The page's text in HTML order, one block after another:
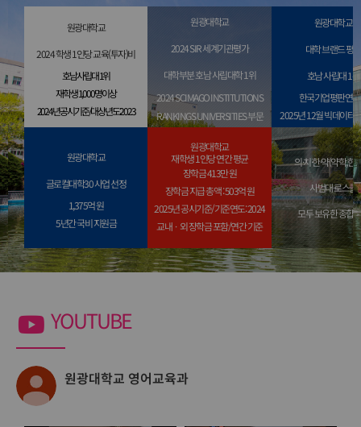
원광대학교
2024 학생 1인당 교육(투자)비
호남 사립대 1위
재학생 1,000명 이상
2024년 공시기준/대상년도:2023
원광대학교
2024 SIR 세계기관평가
대학부분 호남 사립대학 1위
2024 SCIMAGO INSTITUTIONS
RANKINGS UNIVERSITIES 부문
원광대학교
대학 브랜드 평판
호남 사립대 1위
한국기업평판연
2025년 12월 빅데이터
호남 사립대 1위
전국 100대 대학 중
원광대학교
글로컬대학30 사업 선정
1,375억 원
5년간 국비 지원금
원광대학교
재학생 1인당 연간 평균
장학금 413만 원
장학금 지급 총액 : 503억 원
2025년 공시기준/기준연도: 2024
교내ㆍ외 장학금 포함/연간 기준
의·치·한·약(약학,한
사범대·로스쿨
모두 보유한 종합
YOUTUBE
원광대학교 영어교육과